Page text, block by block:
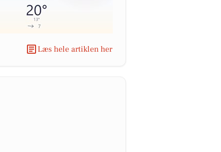
Læs hele artiklen her